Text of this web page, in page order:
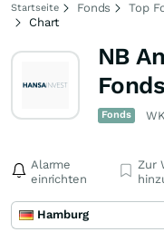
Startseite Fonds Top
Chart
NB
Fonds
Fonds
Alarme
einrichten
Zur
Hamburg